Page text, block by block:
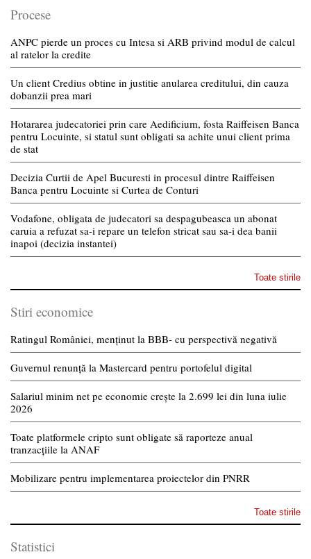
Procese
ANPC pierde un proces cu Intesa si ARB privind modul de calcul
al ratelor la credite
Un client Credius obtine in justitie anularea creditului, din cauza
dobanzii prea mari
Hotararea judecatoriei prin care Aedificium, fosta Raiffeisen Banca
pentru Locuinte, si statul sunt obligati sa achite unui client prima
de stat
Decizia Curtii de Apel Bucuresti in procesul dintre Raiffeisen
Banca pentru Locuinte si Curtea de Conturi
Vodafone, obligata de judecatori sa despagubeasca un abonat
caruia a refuzat sa-i repare un telefon stricat sau sa-i dea banii
inapoi (decizia instantei)
Toate stirile
Stiri economice
Ratingul României, menținut la BBB- cu perspectivă negativă
Guvernul renunță la Mastercard pentru portofelul digital
Salariul minim net pe economie crește la 2.699 lei din luna iulie
2026
Toate platformele cripto sunt obligate să raporteze anual
tranzacțiile la ANAF
Mobilizare pentru implementarea proiectelor din PNRR
Toate stirile
Statistici